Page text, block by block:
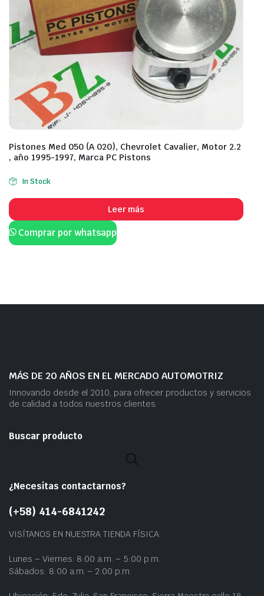
Pistones Med 050 (A 020), Chevrolet Cavalier, Motor 2.2
, año 1995-1997, Marca PC Pistons
In Stock
Leer más
Comprar por whatsapp
MÁS DE 20 AÑOS EN EL MERCADO AUTOMOTRIZ
Innovando desde el 2010, para ofrecer productos y servicios
de calidad a todos nuestros clientes.
Buscar producto
¿Necesitas contactarnos?
(+58) 414-6841242
VISÍTANOS EN NUESTRA TIENDA FÍSICA:
Lunes – Viernes: 8:00 a.m. – 5:00 p.m.
Sábados: 8:00 a.m. – 2:00 p.m.